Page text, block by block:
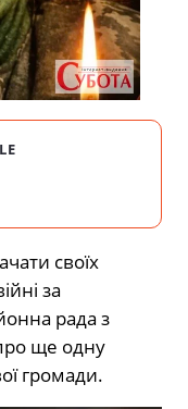
своїх
за
рада з
ще одну
громади.